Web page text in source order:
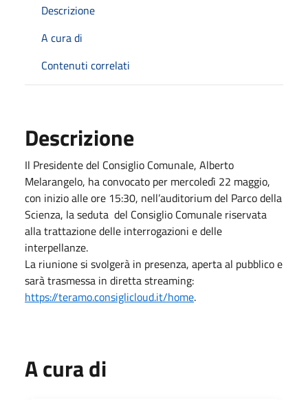
Descrizione
A cura di
Contenuti correlati
Descrizione
Il Presidente del Consiglio Comunale, Alberto
Melarangelo, ha convocato per mercoledì 22 maggio,
con inizio alle ore 15:30, nell’auditorium del Parco della
Scienza, la seduta del Consiglio Comunale riservata
alla trattazione delle interrogazioni e delle
interpellanze.
La riunione si svolgerà in presenza, aperta al pubblico e
sarà trasmessa in diretta streaming:
https://teramo.consiglicloud.it/home.
A cura di